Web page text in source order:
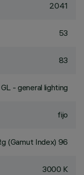
2041
53
83
GL - general lighting
fijo
(Gamut Index) 96
3000 K